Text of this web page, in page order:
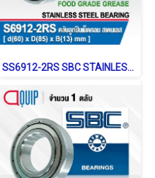
SS6912-2RS SBC STAINLESS BALL BEARING Shield Type